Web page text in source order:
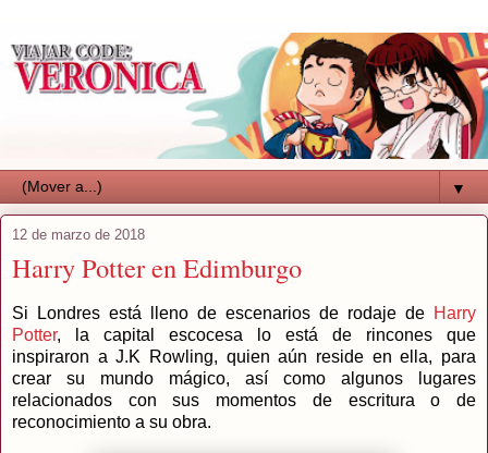
▼
12 de marzo de 2018
Harry Potter en Edimburgo
Si Londres está lleno de escenarios de rodaje de Harry
Potter, la capital escocesa lo está de rincones que
inspiraron a J.K Rowling, quien aún reside en ella, para
crear su mundo mágico, así como algunos lugares
relacionados con sus momentos de escritura o de
reconocimiento a su obra.